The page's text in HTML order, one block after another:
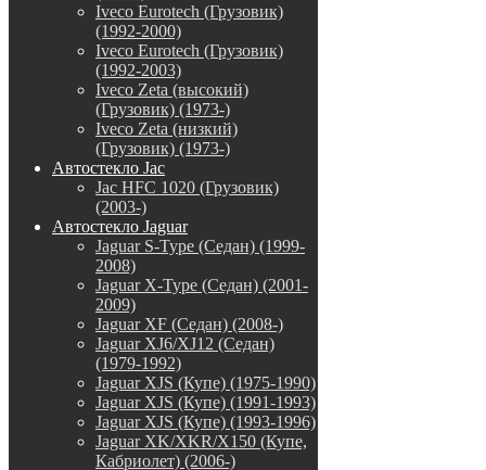
Iveco Eurotech (Грузовик)
(1992-2000)
Iveco Eurotech (Грузовик)
(1992-2003)
Iveco Zeta (высокий)
(Грузовик) (1973-)
Iveco Zeta (низкий)
(Грузовик) (1973-)
Автостекло Jac
Jac HFC 1020 (Грузовик)
(2003-)
Автостекло Jaguar
Jaguar S-Type (Седан) (1999-
2008)
Jaguar X-Type (Седан) (2001-
2009)
Jaguar XF (Седан) (2008-)
Jaguar XJ6/XJ12 (Седан)
(1979-1992)
Jaguar XJS (Купе) (1975-1990)
Jaguar XJS (Купе) (1991-1993)
Jaguar XJS (Купе) (1993-1996)
Jaguar XK/XKR/X150 (Купе,
Кабриолет) (2006-)